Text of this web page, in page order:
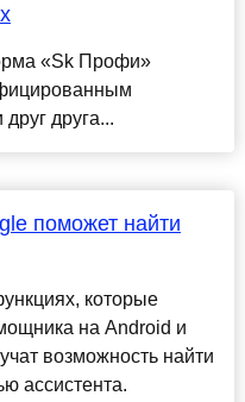
«Sk Профи»
друга...
поможет найти
которые
на Android и
возможность найти
ассистента.